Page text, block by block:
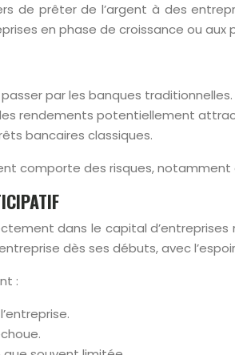
de prêter de l’argent à des
en phase de croissance ou
par les banques traditionnelles.
rendements potentiellement
bancaires classiques.
comporte des risques,
dans le capital
dès ses débuts, avec
: